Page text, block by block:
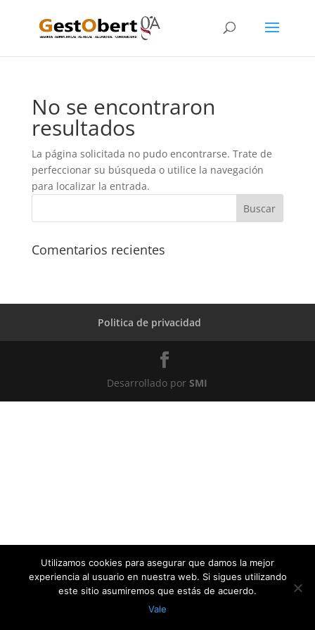
No se encontraron
resultados
La página solicitada no pudo encontrarse. Trate de
perfeccionar su búsqueda o utilice la navegación
para localizar la entrada.
Comentarios recientes
Politica de privacidad
Desarrollado porSMI
Utilizamos cookies para asegurar que damos la mejor
experiencia al usuario en nuestra web. Si sigues utilizando
este sitio asumiremos que estás de acuerdo.
Vale